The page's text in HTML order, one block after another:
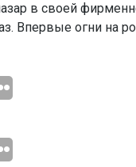
в своей
Впервые огни на